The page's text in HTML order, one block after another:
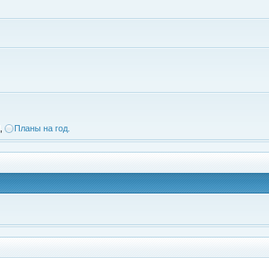
Планы на год.